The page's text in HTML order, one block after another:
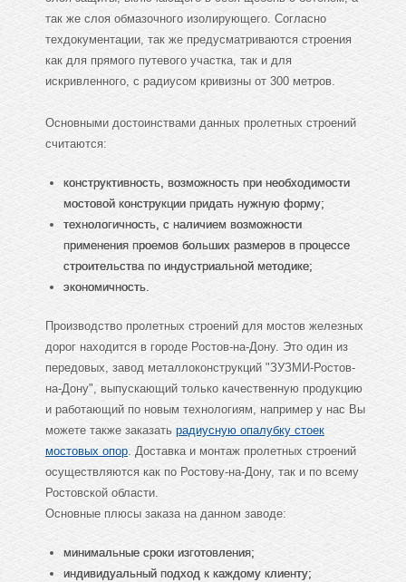
так же слоя обмазочного изолирующего. Согласно
техдокументации, так же предусматриваются строения
как для прямого путевого участка, так и для
искривленного, с радиусом кривизны от 300 метров.
Основными достоинствами данных пролетных строений
считаются:
конструктивность, возможность при необходимости
мостовой конструкции придать нужную форму;
технологичность, с наличием возможности
применения проемов больших размеров в процессе
строительства по индустриальной методике;
экономичность.
Производство пролетных строений для мостов железных
дорог находится в городе Ростов-на-Дону. Это один из
передовых, завод металлоконструкций "ЗУЗМИ-Ростов-
на-Дону", выпускающий только качественную продукцию
и работающий по новым технологиям, например у нас Вы
можете также заказать радиусную опалубку стоек
мостовых опор. Доставка и монтаж пролетных строений
осуществляются как по Ростову-на-Дону, так и по всему
Ростовской области.
Основные плюсы заказа на данном заводе:
минимальные сроки изготовления;
индивидуальный подход к каждому клиенту;